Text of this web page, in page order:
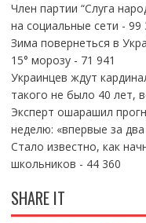
Член партии “Слуга
на социальные сети - 99
Зима повернеться в
15° морозу- 71 941
Украинцев ждут
такого не было 40 лет,
Эксперт ошарашил
неделю: «впервые за два
Стало известно, как
школьников - 44 360
SHARE IT